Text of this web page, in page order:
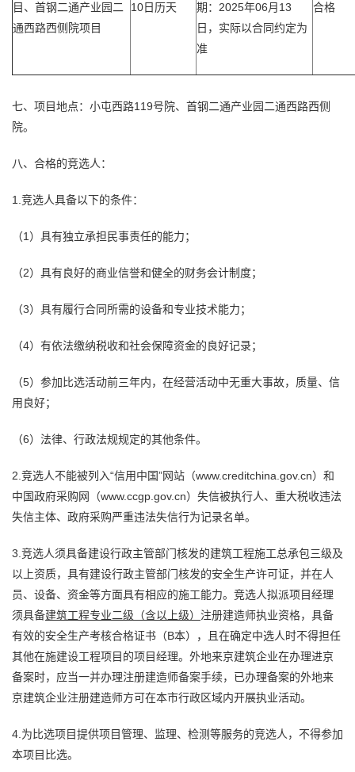
目、首钢二通产业园二
通西路西侧院项目
10日历天
期：2025年06月13
日，实际以合同约定为
准
合格
七、项目地点：小屯西路119号院、首钢二通产业园二通西路西侧
院。
八、合格的竞选人：
1.竞选人具备以下的条件：
（1）具有独立承担民事责任的能力；
（2）具有良好的商业信誉和健全的财务会计制度；
（3）具有履行合同所需的设备和专业技术能力；
（4）有依法缴纳税收和社会保障资金的良好记录；
（5）参加比选活动前三年内，在经营活动中无重大事故，质量、信
用良好；
（6）法律、行政法规规定的其他条件。
2.竞选人不能被列入“信用中国”网站（www.creditchina.gov.cn）和
中国政府采购网（www.ccgp.gov.cn）失信被执行人、重大税收违法
失信主体、政府采购严重违法失信行为记录名单。
3.竞选人须具备建设行政主管部门核发的建筑工程施工总承包三级及
以上资质，具有建设行政主管部门核发的安全生产许可证，并在人
员、设备、资金等方面具有相应的施工能力。竞选人拟派项目经理
须具备建筑工程专业二级 （含以上级） 注册建造师执业资格，具备
有效的安全生产考核合格证书（B本），且在确定中选人时不得担任
其他在施建设工程项目的项目经理。外地来京建筑企业在办理进京
备案时，应当一并办理注册建造师备案手续，已办理备案的外地来
京建筑企业注册建造师方可在本市行政区域内开展执业活动。
4.为比选项目提供项目管理、监理、检测等服务的竞选人，不得参加
本项目比选。